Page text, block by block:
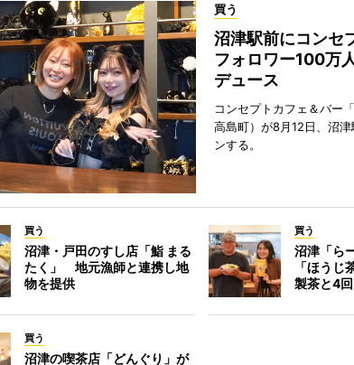
買う
沼津駅前にコン
フォロワー100万
デュース
コンセプトカフェ＆バー
高島町）が8月12日、沼
ンする。
買う
沼津・戸田のすし店「鮨 まる
たく」 地元漁師と連携し地
物を提供
買う
沼津「ら
「ほう
製茶と4
買う
沼津の喫茶店「どんぐり」が